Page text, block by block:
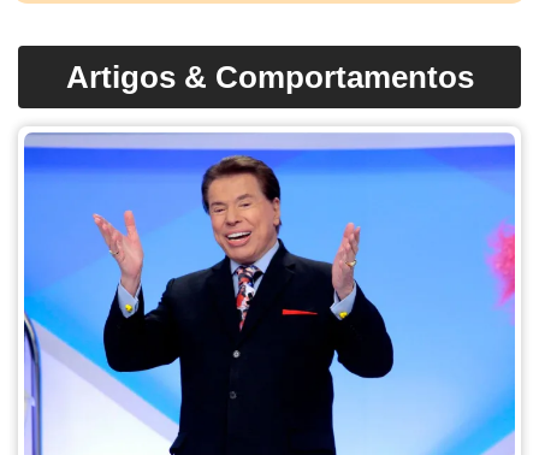
Artigos & Comportamentos